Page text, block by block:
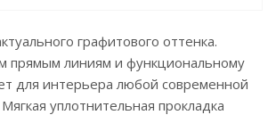
графитового оттенка.
прямым линиям и функциональному
для интерьера любой современной
уплотнительная прокладка